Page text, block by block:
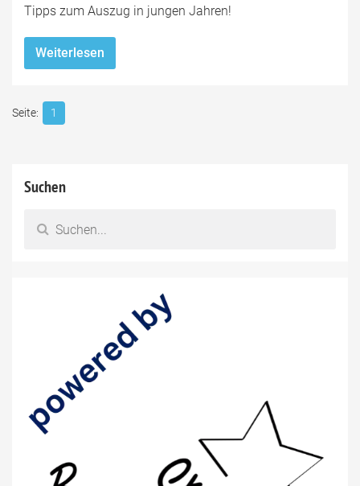
Tipps zum Auszug in jungen Jahren!
Weiterlesen
1
Suchen